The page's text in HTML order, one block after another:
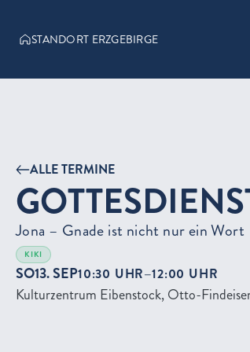
STANDORT ERZGEBIRGE
ALLE TERMINE
Jona – Gnade ist nicht nur ein Wort
KIKI
SO13. SEP10:30 UHR–12:00 UHR
Kulturzentrum Eibenstock, Otto-